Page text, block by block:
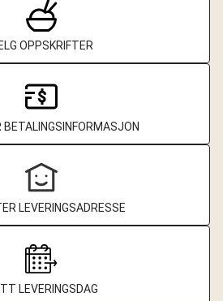
OPPSKRIFTER
BETALINGSINFORMASJON
LEVERINGSADRESSE
LEVERINGSDAG